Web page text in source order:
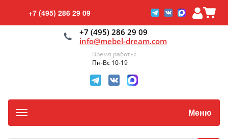
+7 (495) 286 29 09
+7 (495) 286 29 09
info@mebel-dream.com
Время работы:
Пн-Вс 10-19
Меню